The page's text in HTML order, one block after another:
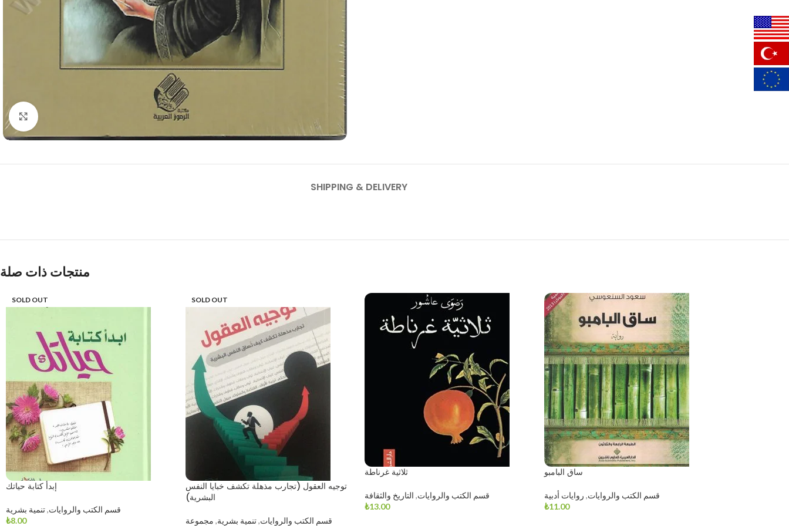
SHIPPING & DELIVERY
منتجات ذات صلة
SOLD OUT
إبدأ كتابة حياتك
قسم الكتب والروايات,تنمية بشرية
₺8.00
SOLD OUT
توجيه العقول (تجارب مذهلة تكشف خبايا النفس
البشرية)
قسم الكتب والروايات, تنمية بشرية, مجموعة
ثلاثية غرناطة
قسم الكتب والروايات, التاريخ والثقافة
₺13.00
ساق البامبو
قسم الكتب والروايات, روايات أدبية
₺11.00